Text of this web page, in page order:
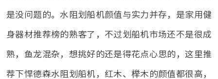
是没问题的。水阻划船机颜值与实力并存，是家用健
身器材推荐榜的熟客了，不过划船机市场还不是很成
熟，鱼龙混杂，想挑好的还是得花点心思的，这里推
荐下悍德森水阻划船机，红木、榉木的颜值都很高，